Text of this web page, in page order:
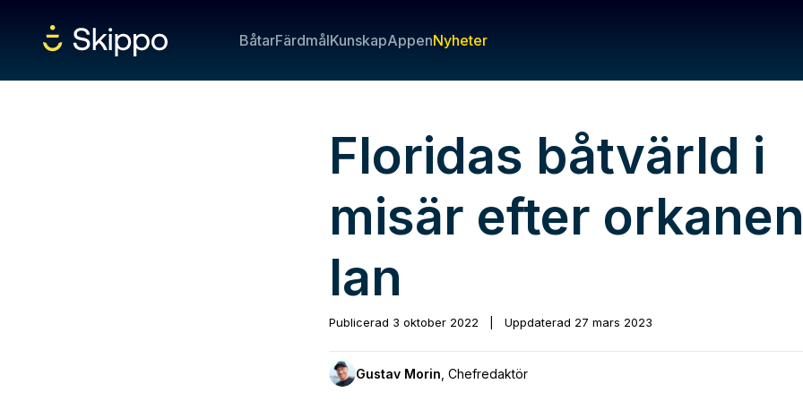
BåtarFärdmålKunskapAppenNyheter
Floridas båtvärld i
misär efter orkanen
Ian
Publicerad 3 oktober 2022 Uppdaterad 27 mars 2023
Gustav Morin Chefredaktör